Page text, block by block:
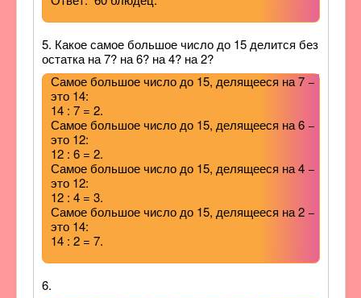
5. Какое самое большое число до 15 делится без
остатка на 7? на 6? на 4? на 2?
Самое большое число до 15, делящееся на 7 −
это 14:
14 : 7 = 2.
Самое большое число до 15, делящееся на 6 −
это 12:
12 : 6 = 2.
Самое большое число до 15, делящееся на 4 −
это 12:
12 : 4 = 3.
Самое большое число до 15, делящееся на 2 −
это 14:
14 : 2 = 7.
6.